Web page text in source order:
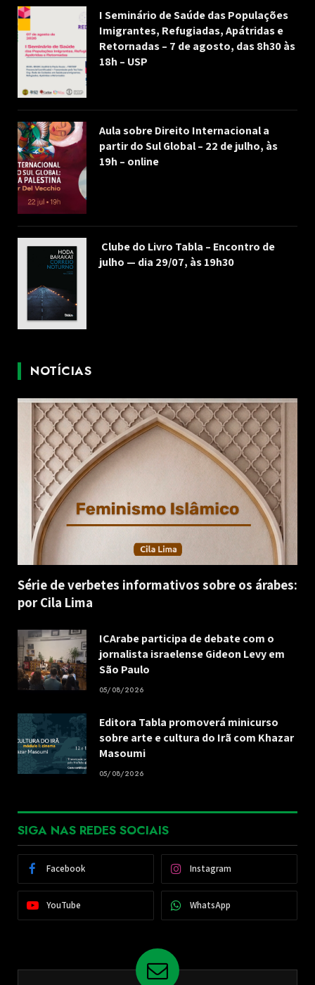
I Seminário de Saúde das Populações
Imigrantes, Refugiadas, Apátridas e
Retornadas – 7 de agosto, das 8h30 às
18h – USP
Aula sobre Direito Internacional a
partir do Sul Global – 22 de julho, às
19h – online
Clube do Livro Tabla – Encontro de
julho — dia 29/07, às 19h30
NOTÍCIAS
Série de verbetes informativos sobre os árabes:
por Cila Lima
ICArabe participa de debate com o
jornalista israelense Gideon Levy em
São Paulo
05/08/2026
Editora Tabla promoverá minicurso
sobre arte e cultura do Irã com Khazar
Masoumi
05/08/2026
SIGA NAS REDES SOCIAIS
Facebook Instagram
YouTube WhatsApp